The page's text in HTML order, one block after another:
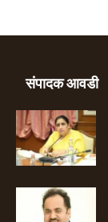
संपादक आवडी